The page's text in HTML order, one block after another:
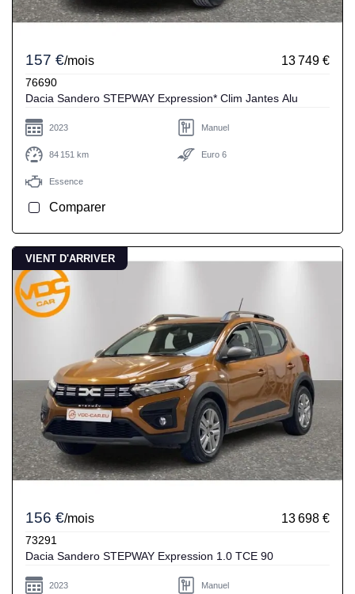
157 €/mois 13 749 €
76690
Dacia Sandero STEPWAY Expression* Clim Jantes Alu
2023 Manuel
84 151 km Euro 6
Essence
Comparer
VIENT D'ARRIVER
156 €/mois 13 698 €
73291
Dacia Sandero STEPWAY Expression 1.0 TCE 90
2023 Manuel